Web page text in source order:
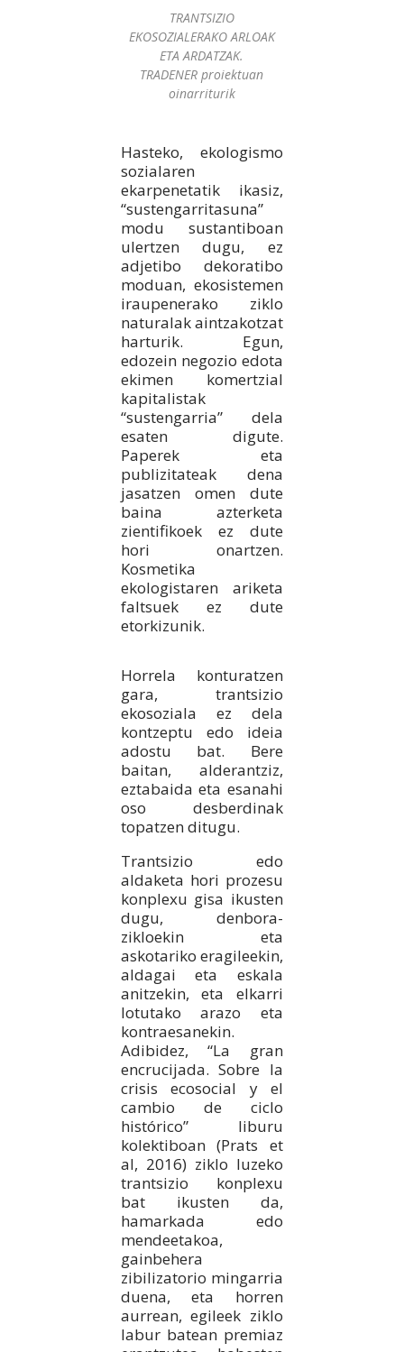
TRANTSIZIO
EKOSOZIALERAKO ARLOAK
ETA ARDATZAK.
TRADENER proiektuan
oinarriturik
Hasteko, ekologismo
sozialaren
ekarpenetatik ikasiz,
“sustengarritasuna”
modu sustantiboan
ulertzen dugu, ez
adjetibo dekoratibo
moduan, ekosistemen
iraupenerako ziklo
naturalak aintzakotzat
harturik. Egun,
edozein negozio edota
ekimen komertzial
kapitalistak
“sustengarria” dela
esaten digute.
Paperek eta
publizitateak dena
jasatzen omen dute
baina azterketa
zientifikoek ez dute
hori onartzen.
Kosmetika
ekologistaren ariketa
faltsuek ez dute
etorkizunik.
Horrela konturatzen
gara, trantsizio
ekosoziala ez dela
kontzeptu edo ideia
adostu bat. Bere
baitan, alderantziz,
eztabaida eta esanahi
oso desberdinak
topatzen ditugu.
Trantsizio edo
aldaketa hori prozesu
konplexu gisa ikusten
dugu, denbora-
zikloekin eta
askotariko eragileekin,
aldagai eta eskala
anitzekin, eta elkarri
lotutako arazo eta
kontraesanekin.
Adibidez, “La gran
encrucijada. Sobre la
crisis ecosocial y el
cambio de ciclo
histórico” liburu
kolektiboan (Prats et
al, 2016) ziklo luzeko
trantsizio konplexu
bat ikusten da,
hamarkada edo
mendeetakoa,
gainbehera
zibilizatorio mingarria
duena, eta horren
aurrean, egileek ziklo
labur batean premiaz